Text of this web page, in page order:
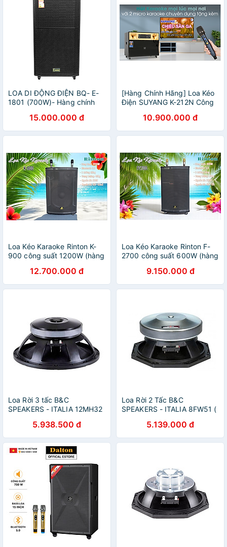
LOA DI ĐỘNG ĐIỆN BQ- E-
1801 (700W)- Hàng chính
15.000.000 đ
[Hàng Chính Hãng] Loa Kéo
Điện SUYANG K-212N Công
10.900.000 đ
Loa Kéo Karaoke Rinton K-
900 công suất 1200W (hàng
12.700.000 đ
Loa Kéo Karaoke Rinton F-
2700 công suất 600W (hàng
9.150.000 đ
Loa Rời 3 tấc B&C
SPEAKERS - ITALIA 12MH32
5.938.500 đ
Loa Rời 2 Tấc B&C
SPEAKERS - ITALIA 8FW51 (
5.139.000 đ